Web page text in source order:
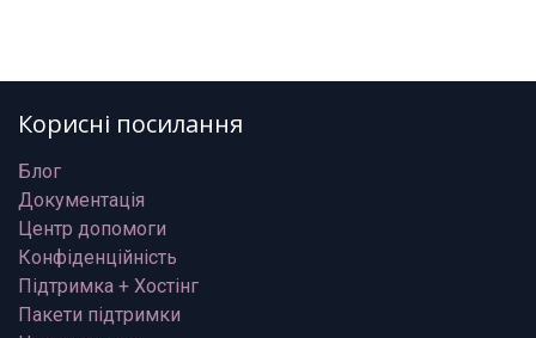
Корисні посилання
Блог
Документація
Центр допомоги
Конфіденційність
Підтримка + Хостінг
Пакети підтримки